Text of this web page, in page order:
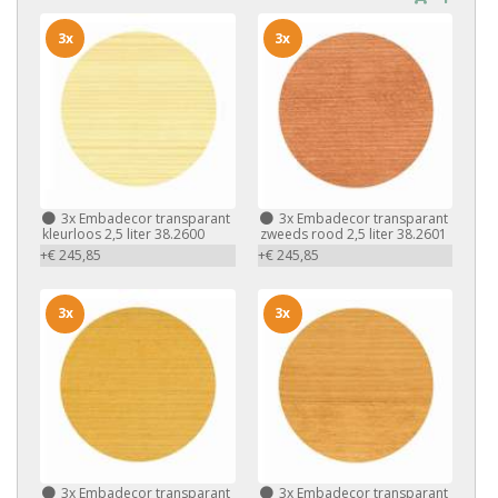
3x Embadecor transparant
kleurloos 2,5 liter 38.2600
+€ 245,85
3x
3xEmbadecor transparant
zweeds rood 2,5 liter 38.2601
+€ 245,85
3x
3x Embadecor transparant
3x
3xEmbadecor transparant
3x